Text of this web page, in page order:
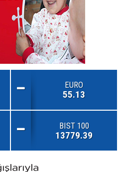
EURO
55.13
BIST 100
13779.39